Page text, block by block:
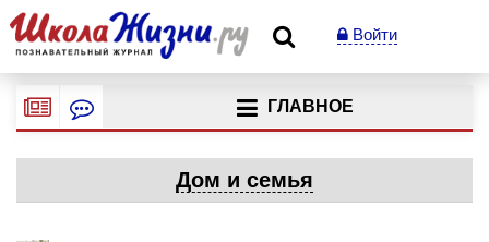
Войти
ГЛАВНОЕ
Дом и семья